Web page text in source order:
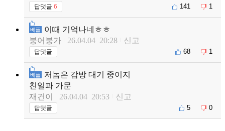
답댓글 6 141 1
베플
이때 기억나네ㅎㅎ
붕어붕가
26.04.04 20:28 신고
답댓글 68 1
베플
저놈은 감방 대기 중이지
친일파 가문
재건이
26.04.04 20:53 신고
답댓글 5 0